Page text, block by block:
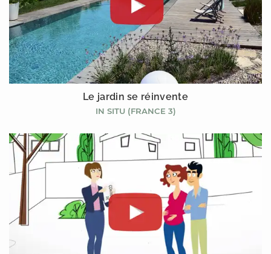
Le jardin se réinvente
IN SITU (FRANCE 3)